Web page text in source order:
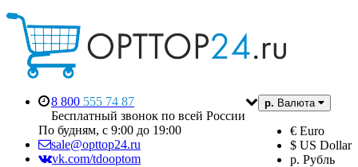
р. Валюта
€ Euro
$ US Dollar
р. Рубль
8 800 555 74 87
Бесплатный звонок по всей России
По будням, с 9:00 до 19:00
sale@opttop24.ru
vk.com/tdooptom